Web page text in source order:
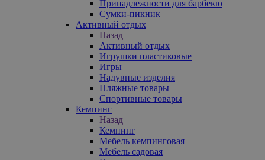
Принадлежности для барбекю
Сумки-пикник
Активный отдых
Назад
Активный отдых
Игрушки пластиковые
Игры
Надувные изделия
Пляжные товары
Спортивные товары
Кемпинг
Назад
Кемпинг
Мебель кемпинговая
Мебель садовая